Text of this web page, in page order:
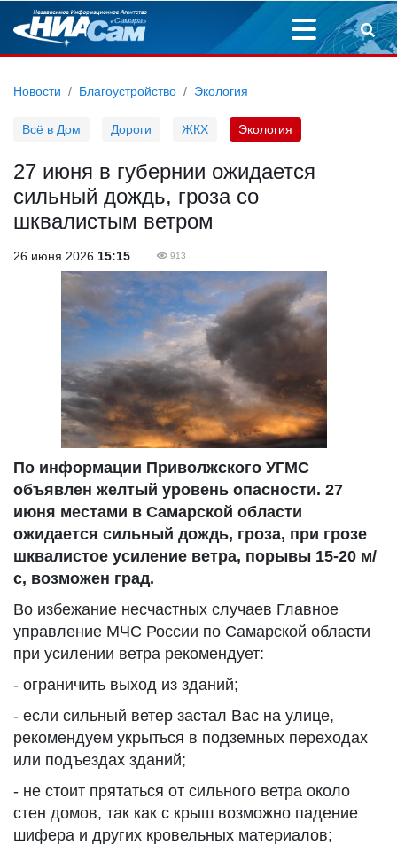
Новости Благоустройство Экология
Всё в Дом Дороги ЖКХ Экология
27 июня в губернии ожидается
сильный дождь, гроза со
шквалистым ветром
26 июня 2026 15:15 913
По информации Приволжского УГМС
объявлен желтый уровень опасности. 27
июня местами в Самарской области
ожидается сильный дождь, гроза, при грозе
шквалистое усиление ветра, порывы 15-20 м/
с, возможен град.
Во избежание несчастных случаев Главное
управление МЧС России по Самарской области
при усилении ветра рекомендует:
- ограничить выход из зданий;
- если сильный ветер застал Вас на улице,
рекомендуем укрыться в подземных переходах
или подъездах зданий;
- не стоит прятаться от сильного ветра около
стен домов, так как с крыш возможно падение
шифера и других кровельных материалов;